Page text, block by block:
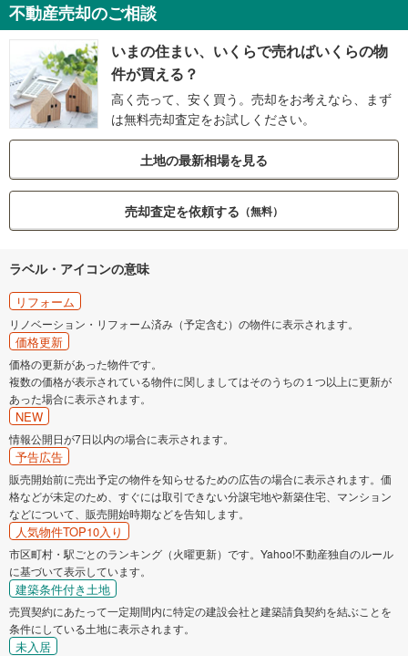
不動産売却のご相談
いまの住まい、いくらで売ればいくらの物
件が買える？
高く売って、安く買う。売却をお考えなら、まず
は無料売却査定をお試しください。
土地の最新相場を見る
売却査定を依頼する （無料）
ラベル・アイコンの意味
リフォーム
リノベーション・リフォーム済み（予定含む）の物件に表示されます。
価格更新
価格の更新があった物件です。
複数の価格が表示されている物件に関しましてはそのうちの１つ以上に更新が
あった場合に表示されます。
NEW
情報公開日が7日以内の場合に表示されます。
予告広告
販売開始前に売出予定の物件を知らせるための広告の場合に表示されます。価
格などが未定のため、すぐには取引できない分譲宅地や新築住宅、マンション
などについて、販売開始時期などを告知します。
人気物件TOP10入り
市区町村・駅ごとのランキング（火曜更新）です。Yahoo!不動産独自のルール
に基づいて表示しています。
建築条件付き土地
売買契約にあたって一定期間内に特定の建設会社と建築請負契約を結ぶことを
条件にしている土地に表示されます。
未入居